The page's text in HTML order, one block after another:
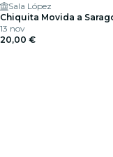
Sala López
Chiquita Movida a
13 nov
20,00 €